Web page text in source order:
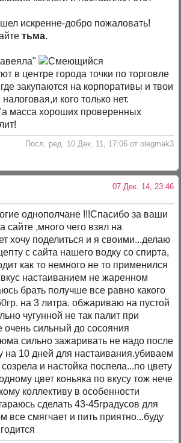
искренне-добро пожаловать!
тьма.
в центре города точки по торговле
закупаются на корпоративы и твои
кого только нет.
масса хороших проверенных
Посл. ред. 10 Дек. 11, 17:06 от olegmak3
07 Дек. 14, 23:46
однополчане !!!Спасибо за ваши
сайте ,много чего взял на
хочу поделиться и я своими...делаю
с сайта нашего водку со спирта,
как то немного не то применился
настаиванием не жаренном
брать получше все равно какого
на 3 литра. обжариваю на пустой
чугунной не так палит при
очень сильный до сосояния
сильно зажаривать не надо после
на 10 дней для настаивания.убиваем
и настойка поспела...по цвету
цвет коньяка по вкусу тож нече
коллективу в особенности
сделать 43-45градусов для
все смягчает и пить приятно...буду